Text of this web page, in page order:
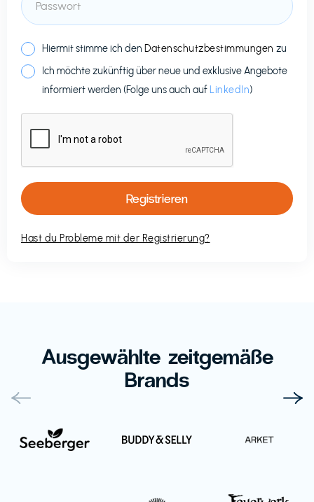
Hiermit stimme ich den Datenschutzbestimmungen zu
Ich möchte zukünftig über neue und exklusive Angebote
informiert werden (Folge uns auch auf LinkedIn)
Hast du Probleme mit der Registrierung?
Ausgewählte zeitgemäße
Brands